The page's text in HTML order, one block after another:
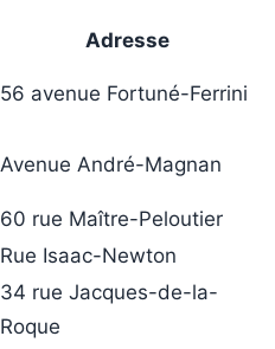
Adresse
56 avenue Fortuné-Ferrini
Avenue André-Magnan
60 rue Maître-Peloutier
Rue Isaac-Newton
34 rue Jacques-de-la-
Roque